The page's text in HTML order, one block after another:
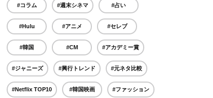
#コラム #週末シネマ #占い
#Hulu #アニメ #セレブ
#韓国 #CM #アカデミー賞
#ジャニーズ #興行トレンド #元ネタ比較
#Netflix TOP10 #韓国映画 #ファッション